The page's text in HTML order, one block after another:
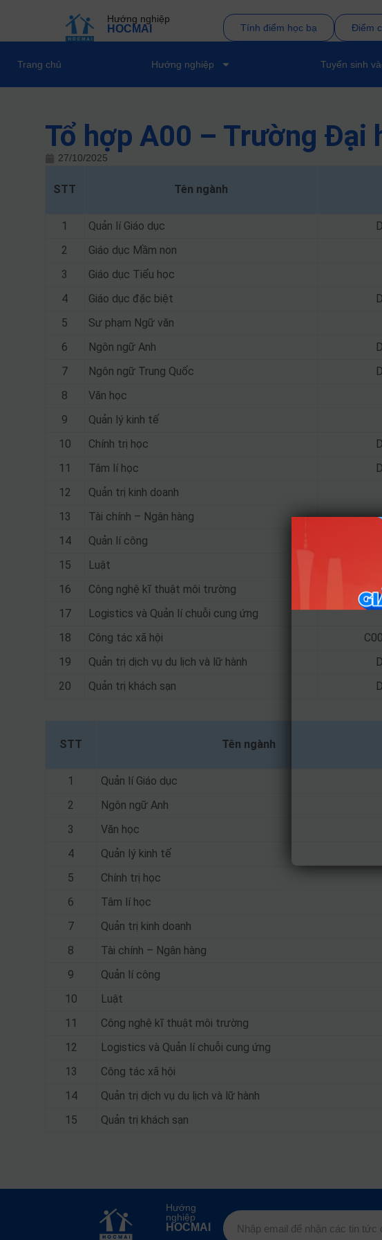
Hướng nghiệp
HOCMAI Tính điểm học bạ Điểm
Trang chủ Hướng nghiệp Tuyển sinh
Tổ hợp A00 – Trường Đại
27/10/2025
STT Tên ngành
1
Quản lí Giáo dục
2
Giáo dục Mầm non
3
Giáo dục Tiểu học
4
Giáo dục đặc biệt
5
Sư phạm Ngữ văn
6
Ngôn ngữ Anh
7
Ngôn ngữ Trung Quốc
8
Văn học
9
Quản lý kinh tế
10
Chính trị học
11
Tâm lí học
12
Quản trị kinh doanh
13
Tài chính – Ngân hàng
14
Quản lí công
15
Luật
16
Công nghệ kĩ thuật môi trường
17
Logistics và Quản lí chuỗi cung ứng
18
Công tác xã hội
19
Quản trị dịch vụ du lịch và lữ hành
20
Quản trị khách sạn
STT Tên ngành
1
Quản lí Giáo dục
2
Ngôn ngữ Anh
3
Văn học
4
Quản lý kinh tế
5
Chính trị học
6
Tâm lí học
7
Quản trị kinh doanh
8
Tài chính – Ngân hàng
9
Quản lí công
10
Luật
11
Công nghệ kĩ thuật môi trường
12
Logistics và Quản lí chuỗi cung ứng
13
Công tác xã hội
14
Quản trị dịch vụ du lịch và lữ hành
15
Quản trị khách sạn
Hướng
nghiệp
HOCMAI